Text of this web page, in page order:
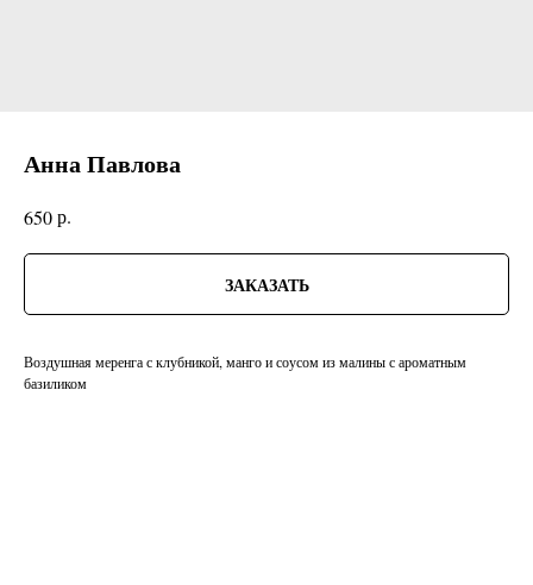
Анна Павлова
650р.
ЗАКАЗАТЬ
Воздушная меренга с клубникой, манго и соусом из малины с ароматным
базиликом